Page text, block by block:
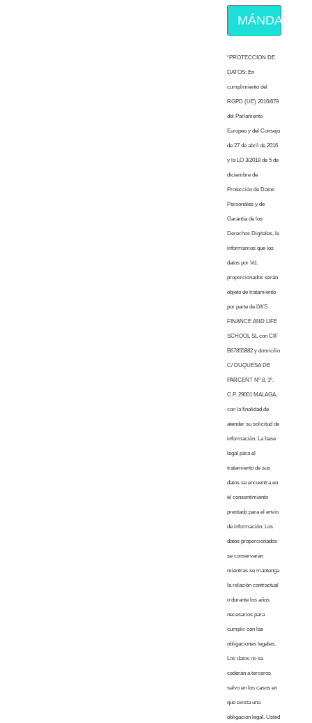
MÁNDAME
“PROTECCION DE
DATOS: En
cumplimiento del
RGPD (UE) 2016/679
del Parlamento
Europeo y del Consejo
de 27 de abril de 2016
y la LO 3/2018 de 5 de
diciembre de
Protección de Datos
Personales y de
Garantía de los
Derechos Digitales, le
informamos que los
datos por Vd.
proporcionados serán
objeto de tratamiento
por parte de LWS
FINANCE AND LIFE
SCHOOL SL con CIF
B67855882 y domicilio
C/ DUQUESA DE
PARCENT Nº 8, 1º,
C.P. 29001 MALAGA,
con la finalidad de
atender su solicitud de
información. La base
legal para el
tratamiento de sus
datos se encuentra en
el consentimiento
prestado para el envío
de información. Los
datos proporcionados
se conservarán
mientras se mantenga
la relación contractual
o durante los años
necesarios para
cumplir con las
obligaciones legales.
Los datos no se
cederán a terceros
salvo en los casos en
que exista una
obligación legal. Usted